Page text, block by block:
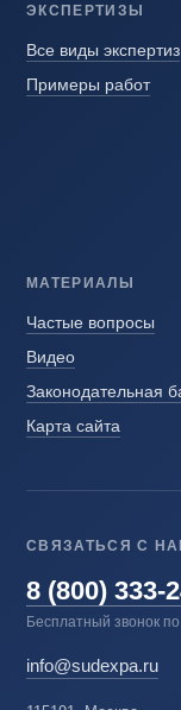
ЭКСПЕРТИЗЫ
Все виды экспертиз
Примеры работ
МАТЕРИАЛЫ
Частые вопросы
Видео
Законодательная
Карта сайта
СВЯЗАТЬСЯ С
8 (800) 333-
Бесплатный звонок
info@sudexpa.ru